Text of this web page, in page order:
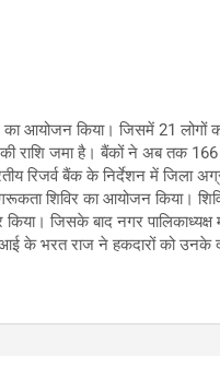
आयोजन किया। जिसमें 21 लोगों
राशि जमा है। बैंकों ने अब तक 166
रिजर्व बैंक के निर्देशन में जिला
शिविर का आयोजन किया।
जिसके बाद नगर पालिकाध्यक्ष
के भरत राज ने हकदारों को उनके